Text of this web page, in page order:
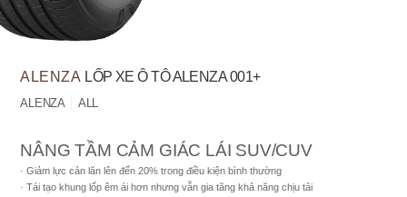
ALENZA LỐP XE Ô TÔ ALENZA 001+
ALENZA ALL
NÂNG TẦM CẢM GIÁC LÁI SUV/CUV
Giảm lực cản lăn lên đến 20% trong điều kiện bình thường
Tái tạo khung lốp êm ái hơn nhưng vẫn gia tăng khả năng chịu tải